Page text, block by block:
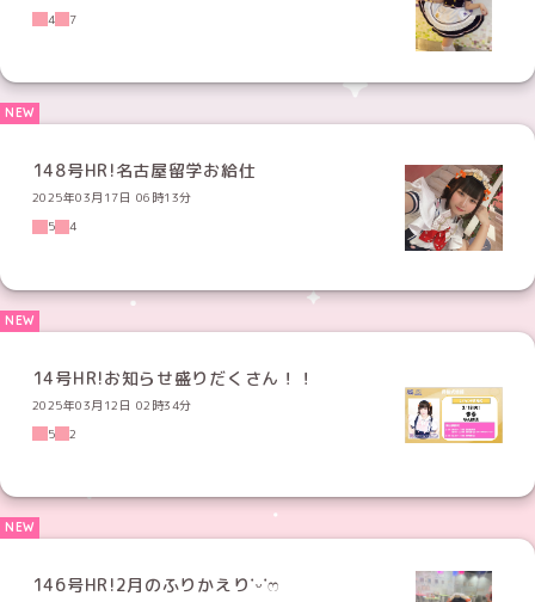
4
7
148号HR!名古屋留学お給仕
2025年03月17日 06時13分
5
4
14号HR!お知らせ盛りだくさん！！
2025年03月12日 02時34分
5
2
146号HR!2月のふりかえり˙ᵕ˙ෆ